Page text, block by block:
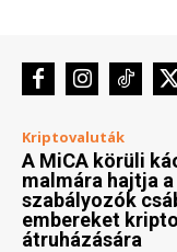
Kriptovaluták
A MiCA körüli
malmára hajtja
szabályozók
embereket
átruházására